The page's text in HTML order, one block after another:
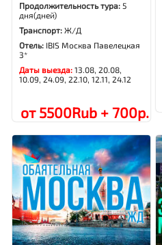
Продолжительность тура: 5
дня(дней)
Транспорт:Ж/Д
Отель: IBIS Москва Павелецкая
3*
Даты выезда:13.08, 20.08,
10.09, 24.09, 22.10, 12.11, 24.12
от 5500Rub + 700р.